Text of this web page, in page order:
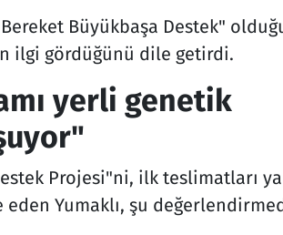
Büyükbaşa Destek"
ilgi gördüğünü dile getirdi.
yerli genetik
Projesi"ni, ilk teslimatları
eden Yumaklı, şu